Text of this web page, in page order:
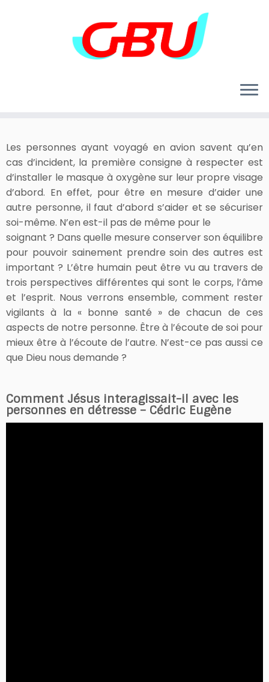
Les personnes ayant voyagé en avion savent qu’en
cas d’incident, la première consigne à respecter est
d’installer le masque à oxygène sur leur propre visage
d’abord. En effet, pour être en mesure d’aider une
autre personne, il faut d’abord s’aider et se sécuriser
soi-même. N’en est-il pas de même pour le
soignant ? Dans quelle mesure conserver son équilibre
pour pouvoir sainement prendre soin des autres est
important ? L’être humain peut être vu au travers de
trois perspectives différentes qui sont le corps, l’âme
et l’esprit. Nous verrons ensemble, comment rester
vigilants à la « bonne santé » de chacun de ces
aspects de notre personne. Être à l’écoute de soi pour
mieux être à l’écoute de l’autre. N’est-ce pas aussi ce
que Dieu nous demande ?
Comment Jésus interagissait-il avec les
personnes en détresse – Cédric Eugène